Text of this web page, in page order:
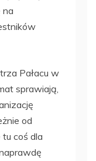
na
Pałacu w
sprawiają,
od
coś dla